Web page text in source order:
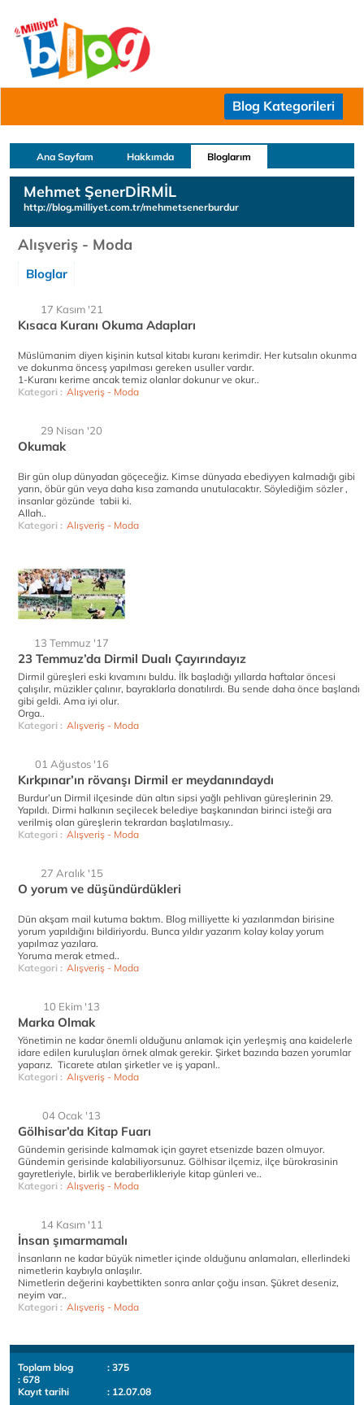
Blog Kategorileri
Ana Sayfam Hakkımda Bloglarım
Mehmet ŞenerDİRMİL
http://blog.milliyet.com.tr/mehmetsenerburdur
Alışveriş - Moda
Bloglar
17 Kasım '21
Kısaca Kuranı Okuma Adapları
Müslümanim diyen kişinin kutsal kitabı kuranı kerimdir. Her kutsalın okunma
ve dokunma öncesş yapılması gereken usuller vardır.
1-Kuranı kerime ancak temiz olanlar dokunur ve okur..
Kategori : Alışveriş - Moda
29 Nisan '20
Okumak
Bir gün olup dünyadan göçeceğiz. Kimse dünyada ebediyyen kalmadığı gibi
yarın, öbür gün veya daha kısa zamanda unutulacaktır. Söylediğim sözler ,
insanlar gözünde tabii ki.
Allah..
Kategori : Alışveriş - Moda
13 Temmuz '17
23 Temmuz’da Dirmil Dualı Çayırındayız
Dirmil güreşleri eski kıvamını buldu. İlk başladığı yıllarda haftalar öncesi
çalışılır, müzikler çalınır, bayraklarla donatılırdı. Bu sende daha önce başlandı
gibi geldi. Ama iyi olur.
Orga..
Kategori : Alışveriş - Moda
01 Ağustos '16
Kırkpınar’ın rövanşı Dirmil er meydanındaydı
Burdur’un Dirmil ilçesinde dün altın sipsi yağlı pehlivan güreşlerinin 29.
Yapıldı. Dirmi halkının seçilecek belediye başkanından birinci isteği ara
verilmiş olan güreşlerin tekrardan başlatılmasıy..
Kategori : Alışveriş - Moda
27 Aralık '15
O yorum ve düşündürdükleri
Dün akşam mail kutuma baktım. Blog milliyette ki yazılarımdan birisine
yorum yapıldığını bildiriyordu. Bunca yıldır yazarım kolay kolay yorum
yapılmaz yazılara.
Yoruma merak etmed..
Kategori : Alışveriş - Moda
10 Ekim '13
Marka Olmak
Yönetimin ne kadar önemli olduğunu anlamak için yerleşmiş ana kaidelerle
idare edilen kuruluşları örnek almak gerekir. Şirket bazında bazen yorumlar
yaparız. Ticarete atılan şirketler ve iş yapanl..
Kategori : Alışveriş - Moda
04 Ocak '13
Gölhisar’da Kitap Fuarı
Gündemin gerisinde kalmamak için gayret etsenizde bazen olmuyor.
Gündemin gerisinde kalabiliyorsunuz. Gölhisar ilçemiz, ilçe bürokrasinin
gayretleriyle, birlik ve beraberlikleriyle kitap günleri ve..
Kategori : Alışveriş - Moda
14 Kasım '11
İnsan şımarmamalı
İnsanların ne kadar büyük nimetler içinde olduğunu anlamaları, ellerlindeki
nimetlerin kaybıyla anlaşılır.
Nimetlerin değerini kaybettikten sonra anlar çoğu insan. Şükret deseniz,
neyim var..
Kategori : Alışveriş - Moda
Toplam blog
: 375
: 678
Kayıt tarihi
: 12.07.08